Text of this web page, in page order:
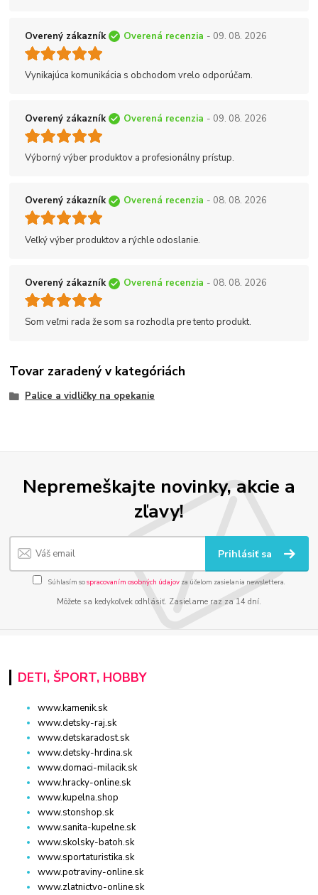
Overený zákazník Overená recenzia - 09. 08. 2026
Vynikajúca komunikácia s obchodom vrelo odporúčam.
Overený zákazník Overená recenzia - 09. 08. 2026
Výborný výber produktov a profesionálny prístup.
Overený zákazník Overená recenzia - 08. 08. 2026
Veľký výber produktov a rýchle odoslanie.
Overený zákazník Overená recenzia - 08. 08. 2026
Som veľmi rada že som sa rozhodla pre tento produkt.
Tovar zaradený v kategóriách
Palice a vidličky na opekanie
Nepremeškajte novinky, akcie a
zľavy!
Prihlásiť sa
Súhlasím sospracovaním osobných údajov za účelom zasielania newslettera.
Môžete sa kedykoľvek odhlásiť. Zasielame raz za 14 dní.
DETI, ŠPORT, HOBBY
www.kamenik.sk
www.detsky-raj.sk
www.detskaradost.sk
www.detsky-hrdina.sk
www.domaci-milacik.sk
www.hracky-online.sk
www.kupelna.shop
www.stonshop.sk
www.sanita-kupelne.sk
www.skolsky-batoh.sk
www.sportaturistika.sk
www.potraviny-online.sk
www.zlatnictvo-online.sk